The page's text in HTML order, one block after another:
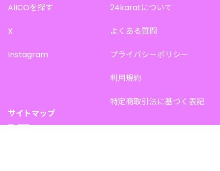
AIICOを探す
X
Instagram
24karatについて
よくある質問
プライバシーポリシー
利用規約
特定商取引法に基づく表記
サイトマップ